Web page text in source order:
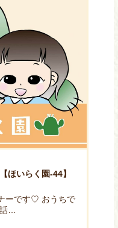
ほいらく園-44】
ーです♡ おうちで
…